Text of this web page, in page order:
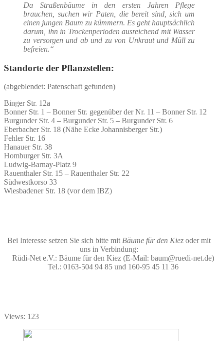
Da Straßenbäume in den ersten Jahren Pflege
brauchen, suchen wir Paten, die bereit sind, sich um
einen jungen Baum zu kümmern. Es geht hauptsächlich
darum, ihn in Trockenperioden ausreichend mit Wasser
zu versorgen und ab und zu von Unkraut und Müll zu
befreien.“
Standorte der Pflanzstellen:
(abgeblendet: Patenschaft gefunden)
Binger Str. 12a
Bonner Str. 1 – Bonner Str. gegenüber der Nr. 11 – Bonner Str. 12
Burgunder Str. 4 – Burgunder Str. 5 – Burgunder Str. 6
Eberbacher Str. 18 (Nähe Ecke Johannisberger Str.)
Fehler Str. 16
Hanauer Str. 38
Homburger Str. 3A
Ludwig-Barnay-Platz 9
Rauenthaler Str. 15 – Rauenthaler Str. 22
Südwestkorso 33
Wiesbadener Str. 18 (vor dem IBZ)
Bei Interesse setzen Sie sich bitte mit Bäume für den Kiez oder mit
uns in Verbindung:
Rüdi-Net e.V.: Bäume für den Kiez (E-Mail: baum@ruedi-net.de)
Tel.: 0163-504 94 85 und 160-95 45 11 36
Views: 123